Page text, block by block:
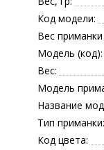
Код модели:
Вес приманки
Модель (код):
Вес:
Модель
Название
Тип приманки:
Код цвета: